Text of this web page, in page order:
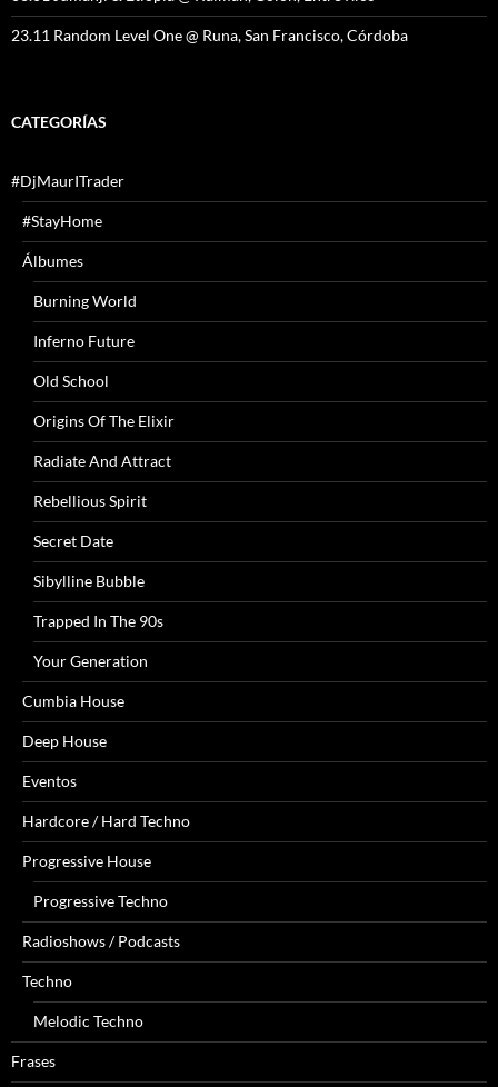
23.11 Random Level One @ Runa, San Francisco, Córdoba
CATEGORÍAS
#DjMaurITrader
#StayHome
Álbumes
Burning World
Inferno Future
Old School
Origins Of The Elixir
Radiate And Attract
Rebellious Spirit
Secret Date
Sibylline Bubble
Trapped In The 90s
Your Generation
Cumbia House
Deep House
Eventos
Hardcore / Hard Techno
Progressive House
Progressive Techno
Radioshows / Podcasts
Techno
Melodic Techno
Frases